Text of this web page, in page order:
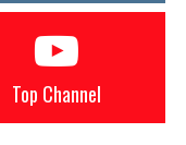
Top Channel